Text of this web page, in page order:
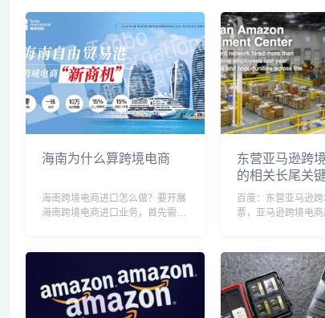
海南为什么算跨境电商
海南跨境电商进口怎么做？要开展
海南跨境电商进口业务，首先需要
品品类，建立海外供应商合作关
系，开展营销和推广活动...
东营亚马逊跨
的相关长尾关
百度：东营亚马逊
票，亚马逊跨境电
马逊跨境电商运营是
马逊跨境电商公司
商是干啥的，亚马逊